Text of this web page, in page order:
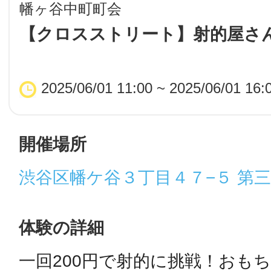
幡ヶ谷中町町会
【クロスストリート】射的屋さ
2025/06/01 11:00 ~ 2025/06/01
開催場所
渋谷区幡ケ谷３丁目４７−５ 第
体験の詳細
一回200円で射的に挑戦！おも
地域に導入を